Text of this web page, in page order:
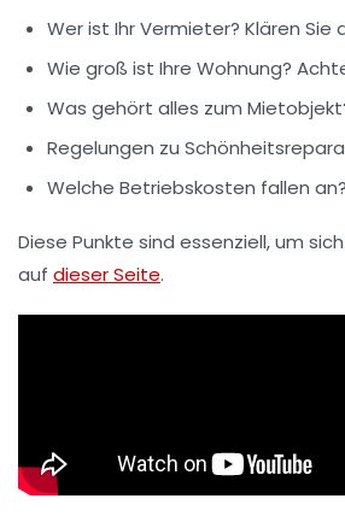
Wer ist IhrVermieter? Klären
Wie groß ist Ihre Wohnung?
Was gehört alles zum
Regelungen zu
Welche Betriebskosten fallen
Diese Punkte sind essenziell, um
auf dieser Seite.